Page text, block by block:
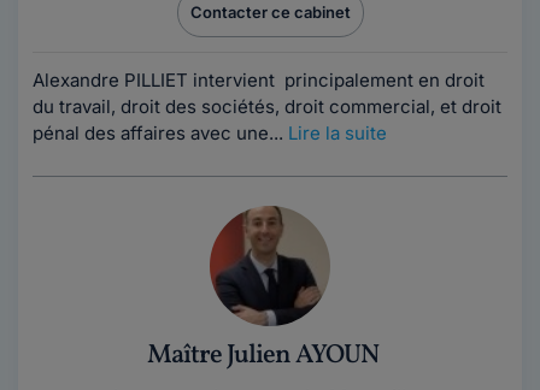
Contacter ce cabinet
Alexandre PILLIET intervient principalement en droit
du travail, droit des sociétés, droit commercial, et droit
pénal des affaires avec une... Lire la suite
Maître Julien AYOUN